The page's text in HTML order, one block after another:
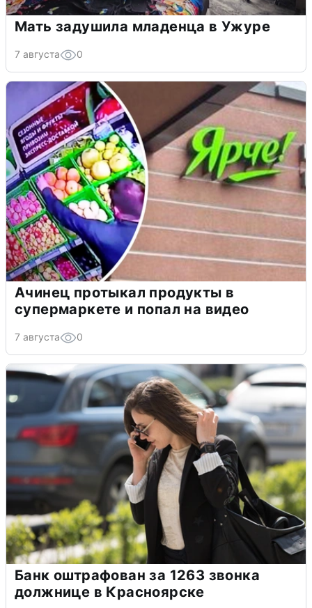
Мать задушила младенца в Ужуре
7 августа 0
Ачинец протыкал продукты в
супермаркете и попал на видео
7 августа 0
Банк оштрафован за 1263 звонка
должнице в Красноярске